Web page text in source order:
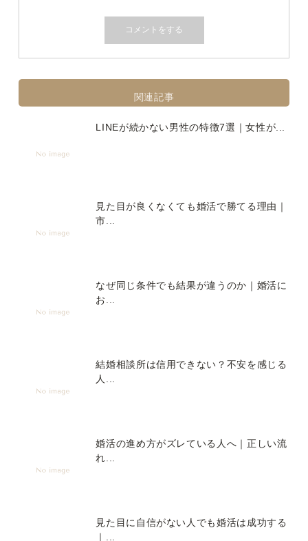
関連記事
LINEが続かない男性の特徴7選｜女性が...
見た目が良くなくても婚活で勝てる理由｜
市...
なぜ同じ条件でも結果が違うのか｜婚活に
お...
結婚相談所は信用できない？不安を感じる
人...
婚活の進め方がズレている人へ｜正しい流
れ...
見た目に自信がない人でも婚活は成功する